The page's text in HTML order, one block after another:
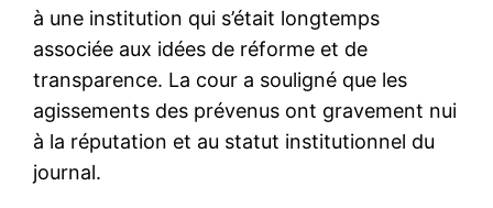
à une institution qui s’était longtemps
associée aux idées de réforme et de
transparence. La cour a souligné que les
agissements des prévenus ont gravement nui
à la réputation et au statut institutionnel du
journal.